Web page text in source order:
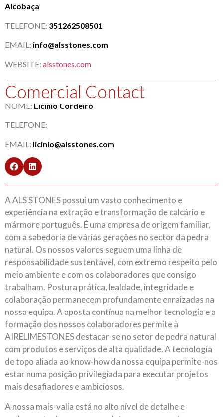
Alcobaça
TELEFONE: 351262508501
EMAIL: info@alsstones.com
WEBSITE: alsstones.com
Comercial Contact
NOME: Licínio Cordeiro
TELEFONE:
EMAIL: licinio@alsstones.com
A ALS STONES possui um vasto conhecimento e
experiência na extração e transformação de calcário e
mármore português. É uma empresa de origem familiar,
com a sabedoria de várias gerações no sector da pedra
natural. Os nossos valores seguem uma linha de
responsabilidade sustentável, com extremo respeito pelo
meio ambiente e com os colaboradores que consigo
trabalham. Postura prática, lealdade, integridade e
colaboração permanecem profundamente enraizadas na
nossa equipa. A aposta contínua na melhor tecnologia e a
formação dos nossos colaboradores permite à
AIRELIMESTONES destacar-se no setor de pedra natural
com produtos e serviços de alta qualidade. A tecnologia
de topo aliada ao know-how da nossa equipa permite-nos
estar numa posição privilegiada para executar projetos
mais desafiadores e ambiciosos.
A nossa mais-valia está no alto nível de detalhe e